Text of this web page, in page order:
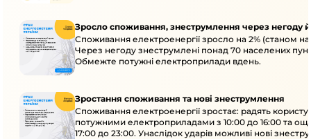
Зросло споживання, знеструмлення через негоду
Споживання електроенергії зросло на 2% (станом на
Через негоду знеструмлені понад 70 населених
Обмежте потужні електроприлади вдень.
Зростання споживання та нові знеструмлення
Споживання електроенергії зростає: радять
потужними електроприладами з 10:00 до 16:00 та
17:00 до 23:00. Унаслідок ударів можливі нові